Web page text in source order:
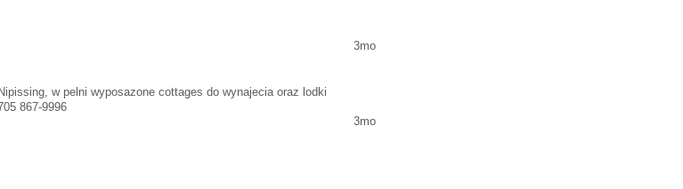
3mo
w pelni wyposazone cottages do wynajecia oraz lodki
867-9996
3mo